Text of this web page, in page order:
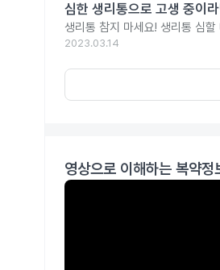
심한 생리통으로 고생 중이
생리통 참지 마세요! 생리통 심
2023.03.14
영상으로 이해하는 복약정